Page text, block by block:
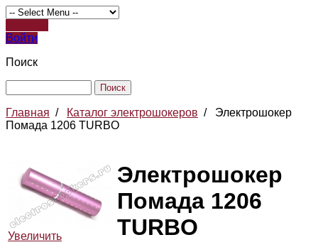
Войти
Поиск
Главная / Каталог электрошокеров /
Электрошокер
Помада 1206 TURBO
Увеличить
Электрошокер
Помада 1206
TURBO